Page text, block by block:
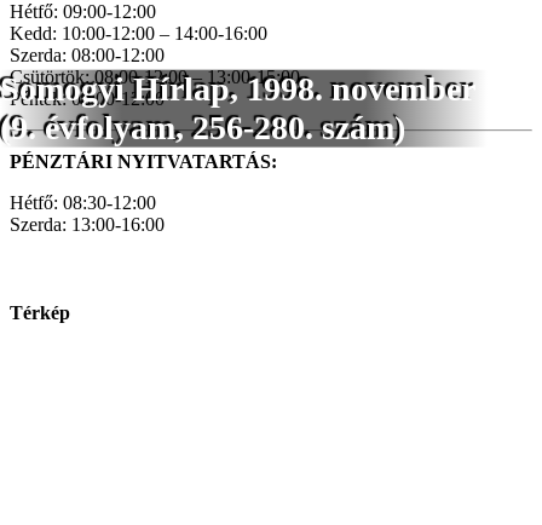
Somogyi Hírlap, 1998. november
(9. évfolyam, 256-280. szám)
Hétfő: 09:00-12:00
Kedd: 10:00-12:00 – 14:00-16:00
Szerda: 08:00-12:00
Csütörtök: 08:00-12:00 – 13:00-15:00
Péntek: 08:00-12:00
PÉNZTÁRI NYITVATARTÁS:
Hétfő: 08:30-12:00
Szerda: 13:00-16:00
Térkép